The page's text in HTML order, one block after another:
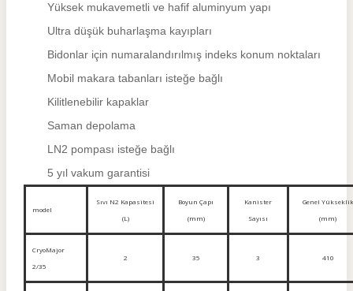
Yüksek mukavemetli ve hafif aluminyum yapı
Ultra düşük buharlaşma kayıpları
Bidonlar için numaralandırılmış indeks konum noktaları
Mobil makara tabanları isteğe bağlı
Kilitlenebilir kapaklar
Saman depolama
LN2 pompası isteğe bağlı
5 yıl vakum garantisi
model
Sıvı N2 Kapasitesi
(L)
Boyun Çapı
(mm)
Kanister
Sayısı
Genel Yükseklik
(mm)
CryoMajor
2/35
2 35 3 410